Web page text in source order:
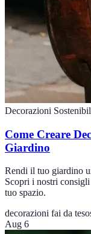
Decorazioni
Come Creare
Giardino
Rendi il tuo giardino
Scopri i nostri
tuo spazio.
decorazioni fai da te
Aug 6